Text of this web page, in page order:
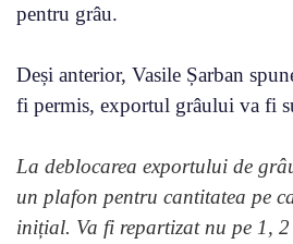
pentru grâu.
Deși anterior, Vasile Șarban
fi permis, exportul grâului va fi
La deblocarea exportului de
un plafon pentru cantitatea pe
inițial. Va fi repartizat nu pe 1,